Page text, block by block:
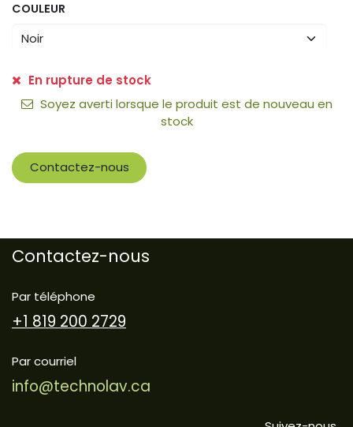
COULEUR
En rupture de stock
Soyez averti lorsque le produit est de nouveau en
stock
Contactez-nous
Contactez-nous
Par téléphone
+1 819 200 2729
Par courriel
info@technolav.ca